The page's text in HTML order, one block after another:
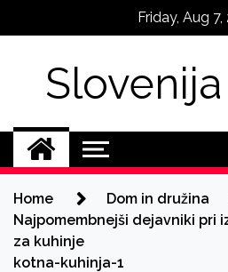
Friday, Aug 7,
Home
Dom in družina
Najpomembnejši dejavniki pri
za kuhinje
kotna-kuhinja-1